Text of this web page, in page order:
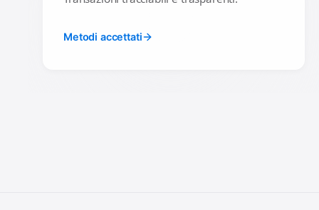
Metodi accettati